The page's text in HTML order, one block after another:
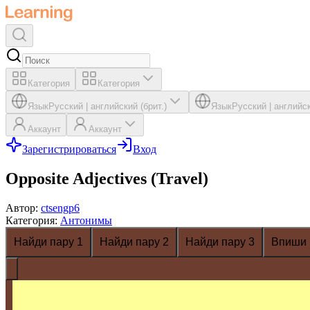
Категория Категория
ЯзыкРусский английский (брит.) ЯзыкРусский
Аккаунт Аккаунт
Зарегистрироваться Вход
Opposite Adjectives (Travel)
Автор: ctsengp6
Категория: Антонимы
Найди пару 1
Найди пару 2 Найди пару 3 Впиши